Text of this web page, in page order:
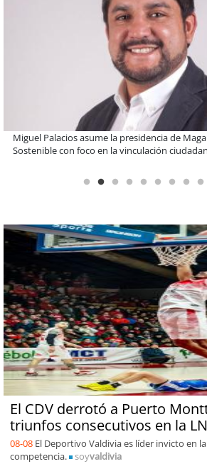
Educación y colaboración público-privada se
encuentro reunió a líderes para abordar las
El CDV derrotó a Puerto
triunfos consecutivos en la
08-08 El Deportivo Valdivia es líder invicto en
competencia.
soyvaldivia